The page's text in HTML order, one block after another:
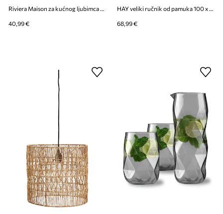
40,99 € 68,99 €